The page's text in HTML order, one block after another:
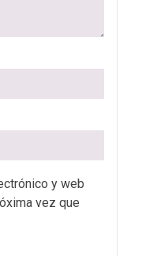
y web
vez que